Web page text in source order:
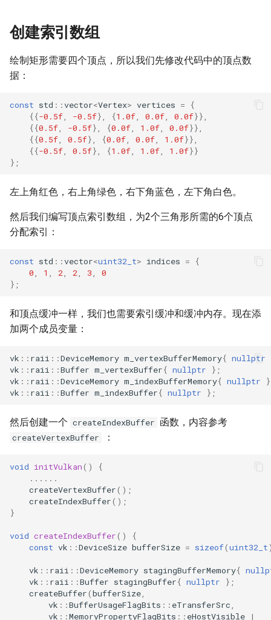
创建索引数组
绘制矩形需要四个顶点，所以我们先修改代码中的顶点数
据：
const std ::vector<Vertex> vertices =
{
{{-0.5f, -0.5f}, {1.0f, 0.0f, 0.0f}},
{{0.5f, -0.5f}, {0.0f, 1.0f, 0.0f}},
{{0.5f, 0.5f}, {0.0f, 0.0f, 1.0f}},
{{-0.5f, 0.5f}, {1.0f, 1.0f, 1.0f}}
};
左上角红色，右上角绿色，右下角蓝色，左下角白色。
然后我们编写顶点索引数组，为2个三角形所需的6个顶点
分配索引：
const std ::vector<uint32_t> indices =
{
0, 1 , 2, 2, 3,
0
};
和顶点缓冲一样，我们也需要索引缓冲和缓冲内存。现在添
加两个成员变量：
vk :: raii ::DeviceMemory m_vertexBufferMemory{ nullptr
vk :: raii ::Buffer m_vertexBuffer{ nullptr
};
vk :: raii ::DeviceMemory m_indexBufferMemory{ nullptr
vk :: raii ::Buffer m_indexBuffer{ nullptr };
然后创建一个 createIndexBuffer 函数，内容参考
createVertexBuffer ：
void initVulkan()
{
......
createVertexBuffer();
createIndexBuffer();
}
void createIndexBuffer()
{
const vk ::DeviceSize bufferSize = sizeof(uint32_t
vk :: raii ::DeviceMemory stagingBufferMemory{
vk :: raii ::Buffer stagingBuffer{ nullptr
};
createBuffer(bufferSize,
vk ::BufferUsageFlagBits :: eTransferSrc,
vk ::MemoryPropertyFlagBits :: eHostVisible |